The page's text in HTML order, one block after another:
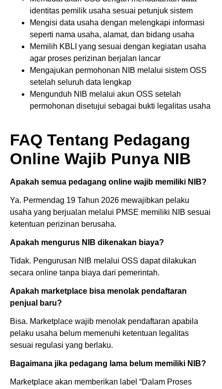
identitas pemilik usaha sesuai petunjuk sistem
Mengisi data usaha dengan melengkapi informasi
seperti nama usaha, alamat, dan bidang usaha
Memilih KBLI yang sesuai dengan kegiatan usaha
agar proses perizinan berjalan lancar
Mengajukan permohonan NIB melalui sistem OSS
setelah seluruh data lengkap
Mengunduh NIB melalui akun OSS setelah
permohonan disetujui sebagai bukti legalitas usaha
FAQ Tentang Pedagang
Online Wajib Punya NIB
Apakah semua pedagang online wajib memiliki NIB?
Ya. Permendag 19 Tahun 2026 mewajibkan pelaku
usaha yang berjualan melalui PMSE memiliki NIB sesuai
ketentuan perizinan berusaha.
Apakah mengurus NIB dikenakan biaya?
Tidak. Pengurusan NIB melalui OSS dapat dilakukan
secara online tanpa biaya dari pemerintah.
Apakah marketplace bisa menolak pendaftaran
penjual baru?
Bisa. Marketplace wajib menolak pendaftaran apabila
pelaku usaha belum memenuhi ketentuan legalitas
sesuai regulasi yang berlaku.
Bagaimana jika pedagang lama belum memiliki NIB?
Marketplace akan memberikan label “Dalam Proses